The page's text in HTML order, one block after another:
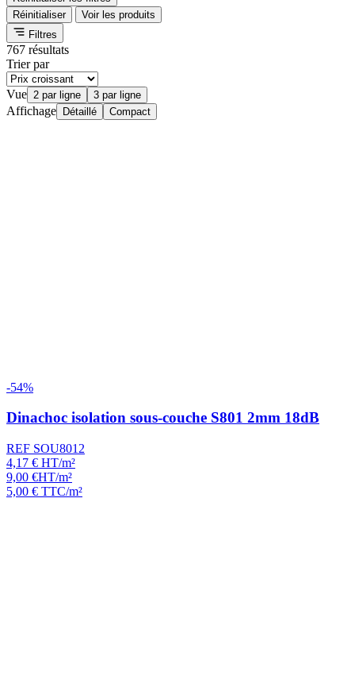
Réinitialiser
Voir les produits
Filtres
767 résultats
Trier par
Vue 2 par ligne 3 par ligne
Affichage Détaillé Compact
-54%
Dinachoc isolation sous-couche S801 2mm 18dB
REF SOU8012
4,17 € HT/m²
9,00 €HT/m²
5,00 € TTC/m²